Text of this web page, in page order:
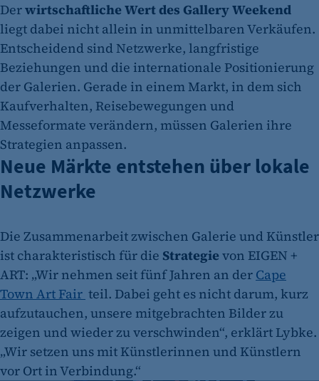
Derwirtschaftliche Wert des Gallery Weekend
liegt dabei nicht allein in unmittelbaren Verkäufen.
Entscheidend sind Netzwerke, langfristige
Beziehungen und die internationale Positionierung
der Galerien. Gerade in einem Markt, in dem sich
Kaufverhalten, Reisebewegungen und
Messeformate verändern, müssen Galerien ihre
Strategien anpassen.
Neue Märkte entstehen über lokale
Netzwerke
Die Zusammenarbeit zwischen Galerie und Künstler
ist charakteristisch für die Strategie von EIGEN +
ART: „Wir nehmen seit fünf Jahren an der Cape
Town Art Fair teil. Dabei geht es nicht darum, kurz
aufzutauchen, unsere mitgebrachten Bilder zu
zeigen und wieder zu verschwinden“, erklärt Lybke.
„Wir setzen uns mit Künstlerinnen und Künstlern
vor Ort in Verbindung.“